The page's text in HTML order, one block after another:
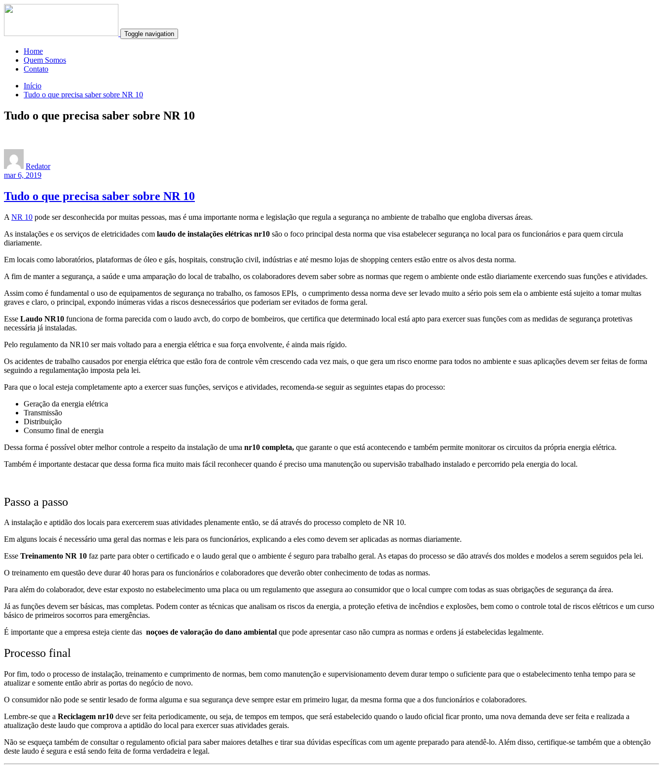
Toggle navigation
Home
Quem Somos
Contato
Início
Tudo o que precisa saber sobre NR 10
Tudo o que precisa saber sobre NR 10
Redator
mar 6, 2019
Tudo o que precisa saber sobre NR 10
A NR 10 pode ser desconhecida por muitas pessoas, mas é uma importante norma e legislação que regula a segurança no ambiente de trabalho que engloba diversas áreas.
As instalações e os serviços de eletricidades com laudo de instalações elétricas nr10 são o foco principal desta norma que visa estabelecer segurança no local para os funcionários e para quem circula
diariamente.
Em locais como laboratórios, plataformas de óleo e gás, hospitais, construção civil, indústrias e até mesmo lojas de shopping centers estão entre os alvos desta norma.
A fim de manter a segurança, a saúde e uma amparação do local de trabalho, os colaboradores devem saber sobre as normas que regem o ambiente onde estão diariamente exercendo suas funções e atividades.
Assim como é fundamental o uso de equipamentos de segurança no trabalho, os famosos EPIs, o cumprimento dessa norma deve ser levado muito a sério pois sem ela o ambiente está sujeito a tomar multas
graves e claro, o principal, expondo inúmeras vidas a riscos desnecessários que poderiam ser evitados de forma geral.
Esse Laudo NR10 funciona de forma parecida com o laudo avcb, do corpo de bombeiros, que certifica que determinado local está apto para exercer suas funções com as medidas de segurança protetivas
necessária já instaladas.
Pelo regulamento da NR10 ser mais voltado para a energia elétrica e sua força envolvente, é ainda mais rígido.
Os acidentes de trabalho causados por energia elétrica que estão fora de controle vêm crescendo cada vez mais, o que gera um risco enorme para todos no ambiente e suas aplicações devem ser feitas de forma
seguindo a regulamentação imposta pela lei.
Para que o local esteja completamente apto a exercer suas funções, serviços e atividades, recomenda-se seguir as seguintes etapas do processo:
Geração da energia elétrica
Transmissão
Distribuição
Consumo final de energia
Dessa forma é possível obter melhor controle a respeito da instalação de uma nr10 completa, que garante o que está acontecendo e também permite monitorar os circuitos da própria energia elétrica.
Também é importante destacar que dessa forma fica muito mais fácil reconhecer quando é preciso uma manutenção ou supervisão trabalhado instalado e percorrido pela energia do local.
Passo a passo
A instalação e aptidão dos locais para exercerem suas atividades plenamente então, se dá através do processo completo de NR 10.
Em alguns locais é necessário uma geral das normas e leis para os funcionários, explicando a eles como devem ser aplicadas as normas diariamente.
Esse Treinamento NR 10 faz parte para obter o certificado e o laudo geral que o ambiente é seguro para trabalho geral. As etapas do processo se dão através dos moldes e modelos a serem seguidos pela lei.
O treinamento em questão deve durar 40 horas para os funcionários e colaboradores que deverão obter conhecimento de todas as normas.
Para além do colaborador, deve estar exposto no estabelecimento uma placa ou um regulamento que assegura ao consumidor que o local cumpre com todas as suas obrigações de segurança da área.
Já as funções devem ser básicas, mas completas. Podem conter as técnicas que analisam os riscos da energia, a proteção efetiva de incêndios e explosões, bem como o controle total de riscos elétricos e um curso
básico de primeiros socorros para emergências.
É importante que a empresa esteja ciente das noçoes de valoração do dano ambiental que pode apresentar caso não cumpra as normas e ordens já estabelecidas legalmente.
Processo final
Por fim, todo o processo de instalação, treinamento e cumprimento de normas, bem como manutenção e supervisionamento devem durar tempo o suficiente para que o estabelecimento tenha tempo para se
atualizar e somente então abrir as portas do negócio de novo.
O consumidor não pode se sentir lesado de forma alguma e sua segurança deve sempre estar em primeiro lugar, da mesma forma que a dos funcionários e colaboradores.
Lembre-se que a Reciclagem nr10 deve ser feita periodicamente, ou seja, de tempos em tempos, que será estabelecido quando o laudo oficial ficar pronto, uma nova demanda deve ser feita e realizada a
atualização deste laudo que comprova a aptidão do local para exercer suas atividades gerais.
Não se esqueça também de consultar o regulamento oficial para saber maiores detalhes e tirar sua dúvidas específicas com um agente preparado para atendê-lo. Além disso, certifique-se também que a obtenção
deste laudo é segura e está sendo feita de forma verdadeira e legal.